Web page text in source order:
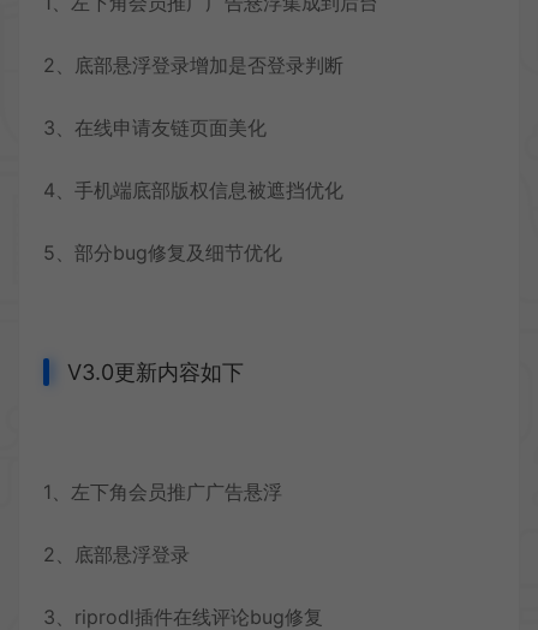
2、底部悬浮登录增加是否登录判断
3、在线申请友链页面美化
4、手机端底部版权信息被遮挡优化
5、部分bug修复及细节优化
V3.0更新内容如下
1、左下角会员推广广告悬浮
2、底部悬浮登录
3、riprodl插件在线评论bug修复